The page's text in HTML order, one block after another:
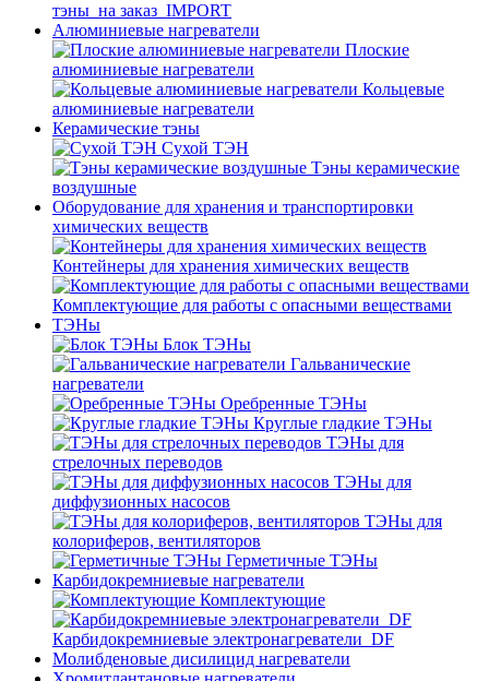
тэны_на заказ_IMPORT
Алюминиевые нагреватели
Плоские
алюминиевые нагреватели
Кольцевые
алюминиевые нагреватели
Керамические тэны
Сухой ТЭН
Тэны керамические
воздушные
Оборудование для хранения и транспортировки
химических веществ
Контейнеры для хранения химических веществ
Комплектующие для работы с опасными веществами
ТЭНы
Блок ТЭНы
Гальванические
нагреватели
Оребренные ТЭНы
Круглые гладкие ТЭНы
ТЭНы для
стрелочных переводов
ТЭНы для
диффузионных насосов
ТЭНы для
колориферов, вентиляторов
Герметичные ТЭНы
Карбидокремниевые нагреватели
Комплектующие
Карбидокремниевые электронагреватели_DF
Молибденовые дисилицид нагреватели